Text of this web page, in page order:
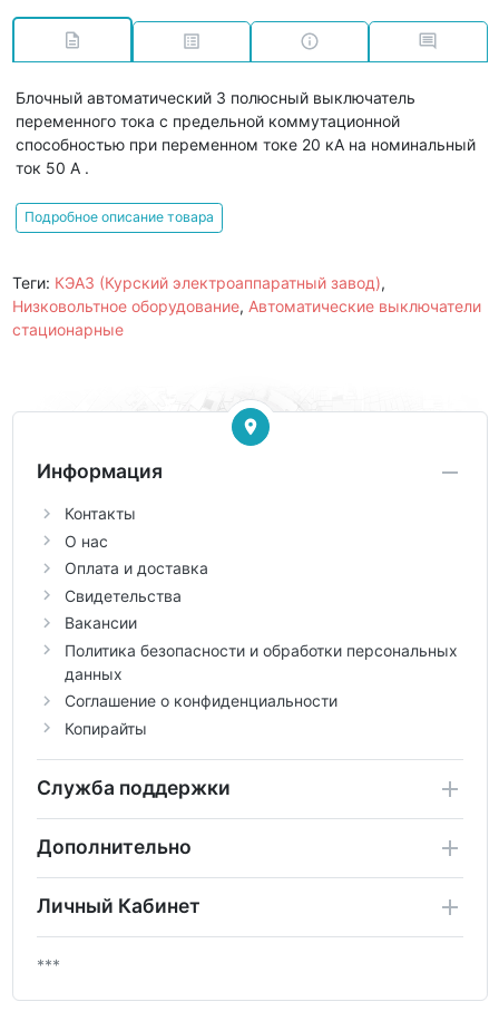
Блочный автоматический 3 полюсный выключатель
переменного тока с предельной коммутационной
способностью при переменном токе 20 кА на номинальный
ток 50 А .
Подробное описание товара
Теги: КЭАЗ (Курский электроаппаратный завод),
Низковольтное оборудование, Автоматические выключатели
стационарные
Информация
Контакты
О нас
Оплата и доставка
Свидетельства
Вакансии
Политика безопасности и обработки персональных
данных
Соглашение о конфиденциальности
Копирайты
Служба поддержки
Дополнительно
Личный Кабинет
***